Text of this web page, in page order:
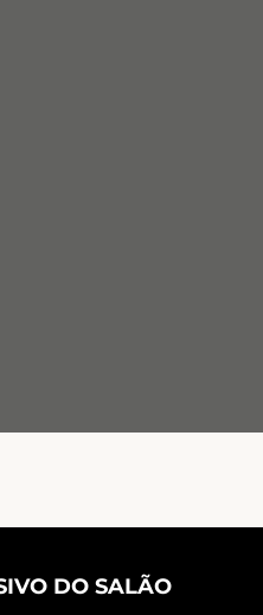
DO SALÃO